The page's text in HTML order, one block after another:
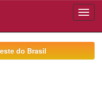
do Brasil